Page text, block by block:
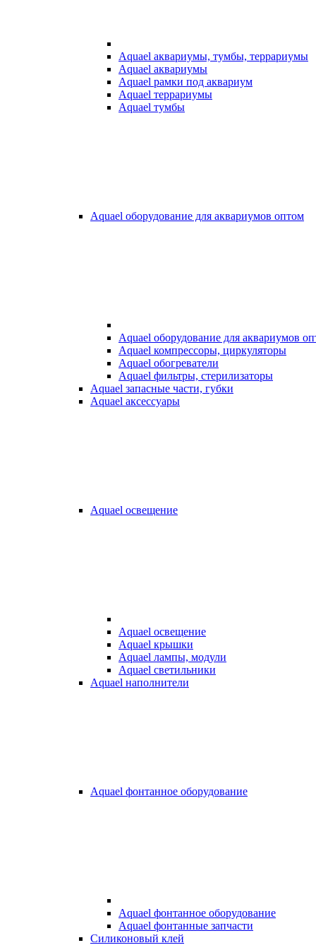
Aquael аквариумы, тумбы, террариумы
Aquael аквариумы
Aquael рамки под аквариум
Aquael террариумы
Aquael тумбы
Aquael оборудование для аквариумов оптом
Aquael оборудование для аквариумов
Aquael компрессоры, циркуляторы
Aquael обогреватели
Aquael фильтры, стерилизаторы
Aquael запасные части, губки
Aquael аксессуары
Aquael освещение
Aquael освещение
Aquael крышки
Aquael лампы, модули
Aquael светильники
Aquael наполнители
Aquael фонтанное оборудование
Aquael фонтанное оборудование
Aquael фонтанные запчасти
Силиконовый клей